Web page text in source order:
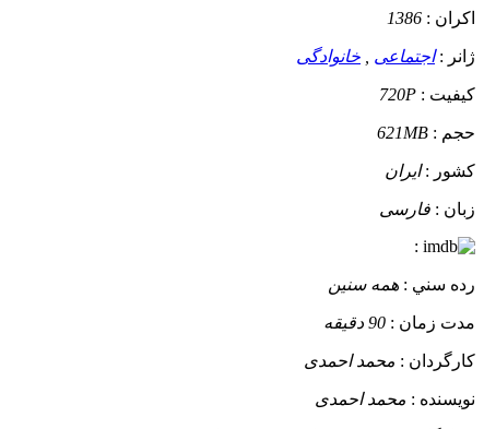
اکران : 1386
ژانر :اجتماعی خانوادگی
کيفيت : 720P
حجم : 621MB
کشور :ایران
زبان : فارسی
:
رده سني : همه سنین
مدت زمان : 90 دقیقه
کارگردان : محمد احمدی
نويسنده : محمد احمدی